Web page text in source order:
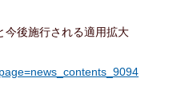
今後施行される適用拡大